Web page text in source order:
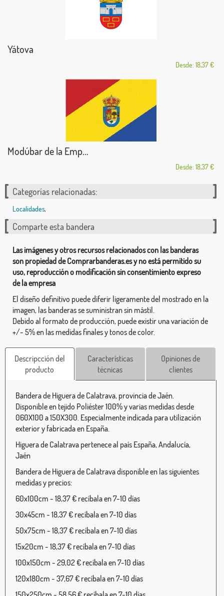
Yátova
Desde: 18,37 €
Modúbar de la Emp...
Desde: 18,37 €
Categorías relacionadas:
Localidades,
Comparte esta bandera
Las imágenes y otros recursos relacionados con las banderas
son propiedad de Comprarbanderas.es y no está permitido su
uso, reproducción o modificación sin consentimiento expreso
de la empresa
El diseño definitivo puede diferir ligeramente del mostrado en la
imagen, las banderas se suministran sin mástil.
Debido al formato de producción, puede existir una variación de
+/- 5% en las medidas finales y tonos de color.
Descripcción del
producto
Características
técnicas
Opiniones de
clientes
Bandera de Higuera de Calatrava, provincia de Jaén.
Disponible en tejido Poliéster 100% y varias medidas desde
060X100 a 150X300. Especialmente indicada para utilización
exterior y fabricada en España.
Higuera de Calatrava pertenece al país España, Andalucía,
Jaén
Bandera de Higuera de Calatrava disponible en las siguientes
medidas y precios:
60x100cm - 18,37 € recíbala en 7-10 días
30x45cm - 18,37 € recíbala en 7-10 días
50x75cm - 18,37 € recíbala en 7-10 días
15x20cm - 18,37 € recíbala en 7-10 días
100x150cm - 29,02 € recíbala en 7-10 días
120x180cm - 37,67 € recíbala en 7-10 días